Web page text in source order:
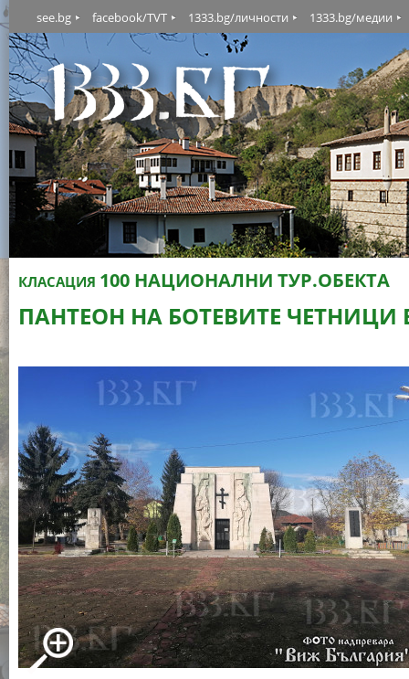
see.bg facebook/TVT 1333.bg/личности 1333.bg/медии
КЛАСАЦИЯ 100 НАЦИОНАЛНИ ТУР.ОБЕКТА
ПАНТЕОН НА БОТЕВИТЕ ЧЕТНИЦИ